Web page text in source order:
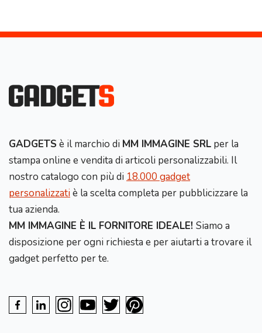
GADGETS è il marchio di MM IMMAGINE SRL per la
stampa online e vendita di articoli personalizzabili. Il
nostro catalogo con più di 18.000 gadget
personalizzatiè la scelta completa per pubblicizzare la
tua azienda.
MM IMMAGINE È IL FORNITORE IDEALE! Siamo a
disposizione per ogni richiesta e per aiutarti a trovare il
gadget perfetto per te.